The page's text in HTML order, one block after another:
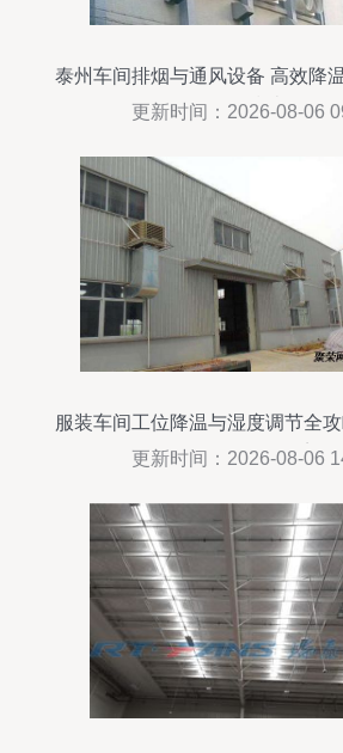
泰州车间排烟与通风设备 高效降
指南
更新时间：2026-08-06
服装车间工位降温与湿度调节全
的工作环境
更新时间：2026-08-06